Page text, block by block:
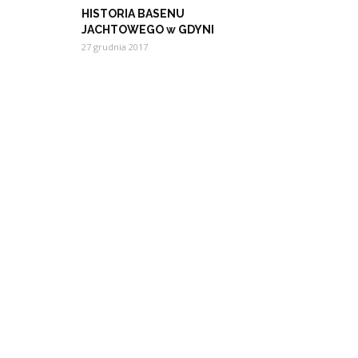
HISTORIA BASENU
JACHTOWEGO w GDYNI
27 grudnia 2017